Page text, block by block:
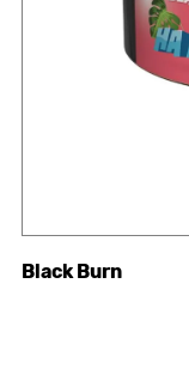
Black Burn